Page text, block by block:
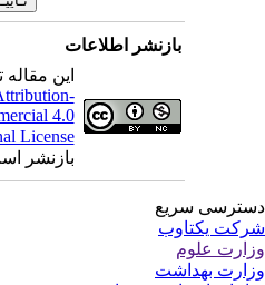
بازنشر اطلاعات
این
Attribution-
4.0
License
بازنشر
سریع
یکتاوب
علوم
بهداشت